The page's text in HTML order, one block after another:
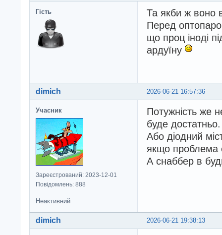
Гість
Та якби ж воно
Перед
що проц іноді
ардуїну
2026-06-21 16:57:36
dimich
Учасник
Зареєстрований: 2023-12-01
Повідомлень: 888
Потужність же
буде достатньо.
Або діодний
якщо проблема
А снаббер в
Неактивний
2026-06-21 19:38:13
dimich